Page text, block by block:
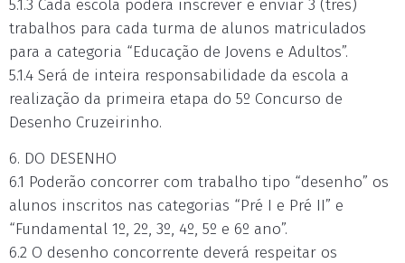
5.1.3 Cada escola poderá inscrever e enviar 3 (três)
trabalhos para cada turma de alunos matriculados
para a categoria “Educação de Jovens e Adultos”.
5.1.4 Será de inteira responsabilidade da escola a
realização da primeira etapa do 5º Concurso de
Desenho Cruzeirinho.
6. DO DESENHO
6.1 Poderão concorrer com trabalho tipo “desenho” os
alunos inscritos nas categorias “Pré I e Pré II” e
“Fundamental 1º, 2º, 3º, 4º, 5º e 6º ano”.
6.2 O desenho concorrente deverá respeitar os